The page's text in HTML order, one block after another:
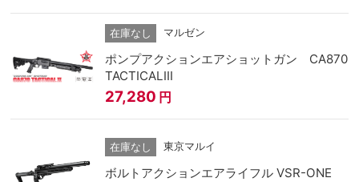
在庫なし マルゼン
ポンプアクションエアショットガン CA870
TACTICALⅢ
27,280 円
在庫なし 東京マルイ
ボルトアクションエアライフル VSR-ONE